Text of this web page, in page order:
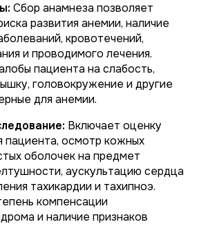
Сбор анамнеза позволяет
развития анемии, наличие
кровотечений,
и проводимого лечения.
пациента на слабость,
головокружение и другие
для анемии.
Включает оценку
пациента, осмотр кожных
оболочек на предмет
аускультацию сердца
тахикардии и тахипноэ.
компенсации
и наличие признаков